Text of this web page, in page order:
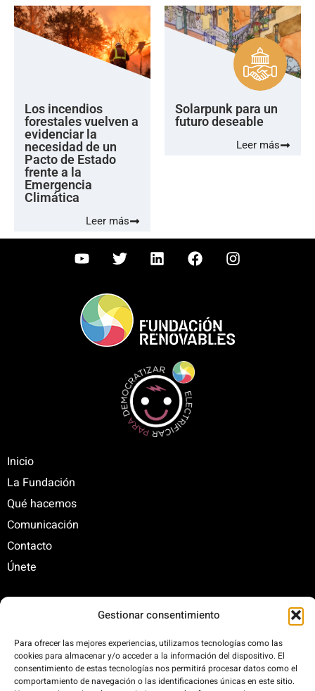
Gestionar consentimiento
Para ofrecer las mejores experiencias, utilizamos tecnologías como las
cookies para almacenar y/o acceder a la información del dispositivo. El
consentimiento de estas tecnologías nos permitirá procesar datos como el
comportamiento de navegación o las identificaciones únicas en este sitio.
Los incendios
forestales vuelven a
evidenciar la
necesidad de un
Pacto de Estado
frente a la
Emergencia
Climática
Leer más
Solarpunk para un
futuro deseable
Leer más
Inicio
La Fundación
Qué hacemos
Comunicación
Contacto
Únete
C/ Santa Engracia, 108. 5º Interior. Izda. 28003
+34 625 47 42 11
fundacion@fundacionrenovables.org
comunicacion@fundacionrenovables.org